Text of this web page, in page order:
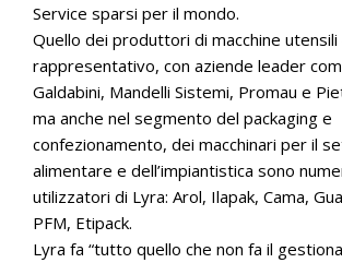
Service sparsi per il mondo.
Quello dei produttori di macchine
rappresentativo, con aziende leader
Galdabini, Mandelli Sistemi, Promau e
ma anche nel segmento del packaging e
confezionamento, dei macchinari per il
alimentare e dell’impiantistica sono
utilizzatori di Lyra: Arol, Ilapak, Cama,
PFM, Etipack.
Lyra fa “tutto quello che non fa il